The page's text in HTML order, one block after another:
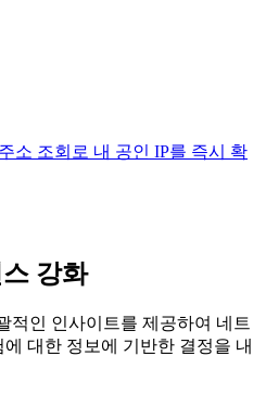
소 조회로 내 공인 IP를 즉시 확
강화
적인 인사이트를 제공하여 네트
대한 정보에 기반한 결정을 내